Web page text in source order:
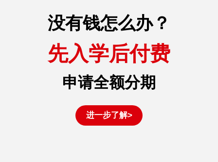
没有钱怎么办？
先入学后付费
申请全额分期
进一步了解>